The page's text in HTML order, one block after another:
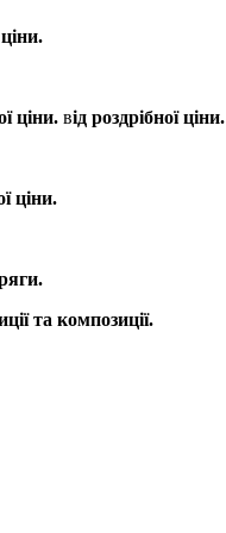
ціни. від роздрібної ціни.
ціни.
та композиції.